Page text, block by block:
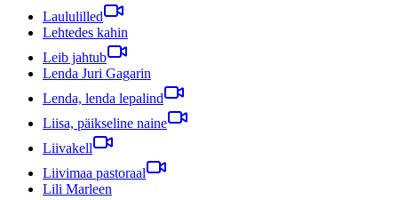
Laululilled
Lehtedes kahin
Leib jahtub
Lenda Juri Gagarin
Lenda, lenda lepalind
Liisa, päikseline naine
Liivakell
Liivimaa pastoraal
Lili Marleen